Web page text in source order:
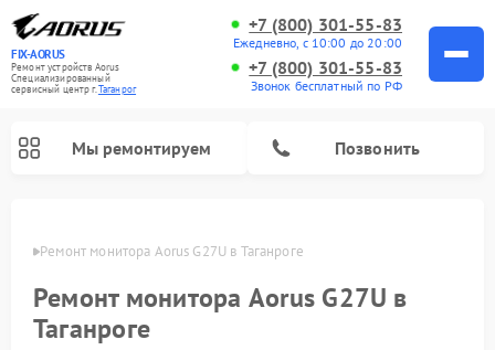
FIX-AORUS
Ремонт устройств Aorus
Специализированный
cервисный центр г.Таганрог
+7 (800) 301-55-83
Ежедневно, с 10:00 до 20:00
+7 (800) 301-55-83
Звонок бесплатный по РФ
Мы ремонтируем Позвонить
Ремонт монитора Aorus G27U в Таганроге
Ремонт монитора Aorus G27U в
Таганроге